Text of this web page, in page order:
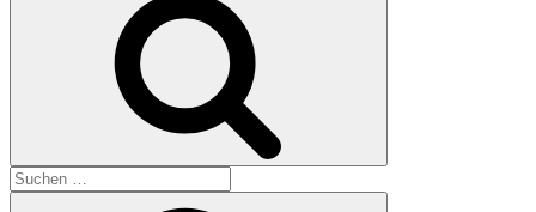
Suche
nach: